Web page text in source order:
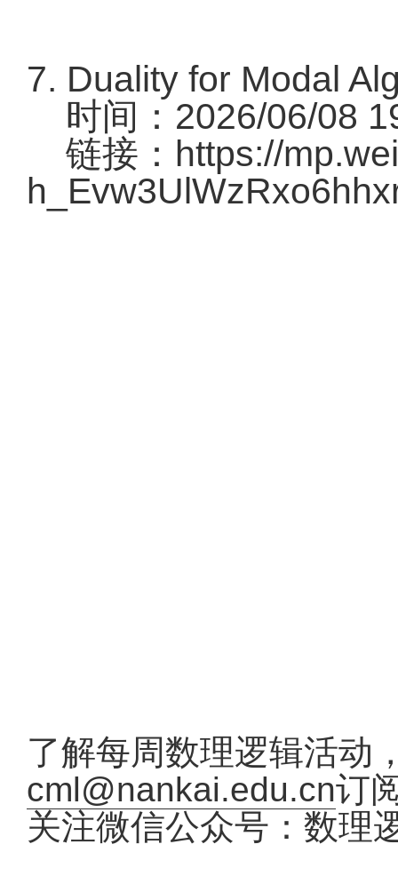
7. Duality for Modal
时间：2026/06/08
链接： https://
了解每周数理逻辑活动
cml@nankai.edu.cn订
关注微信公众号：数理